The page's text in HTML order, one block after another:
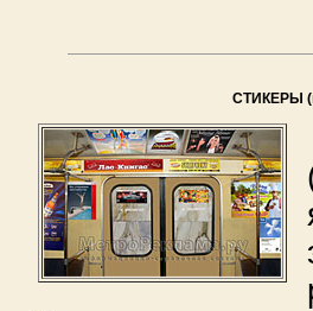
СТИКЕРЫ